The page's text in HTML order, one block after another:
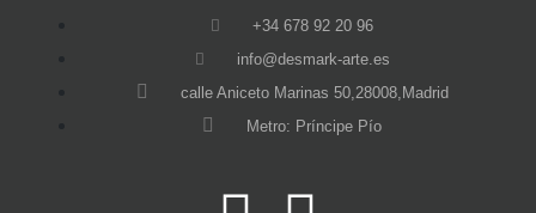
+34 678 92 20 96
info@desmark-arte.es
calle Aniceto Marinas 50,28008,Madrid
Metro: Príncipe Pío